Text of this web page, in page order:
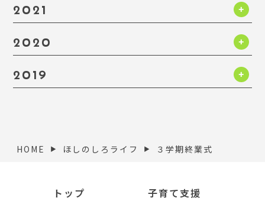
2021
2020
2019
HOME ▶︎ ほしのしろライフ ▶︎ ３学期終業式
トップ
子育て支援